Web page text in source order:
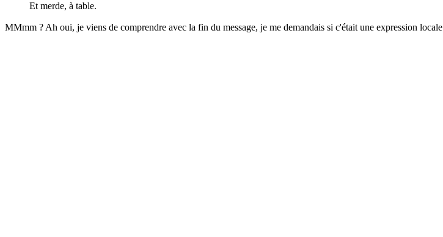
Et merde, à table.
MMmm ? Ah oui, je viens de comprendre avec la fin du message, je me demandais si c'était une expression locale